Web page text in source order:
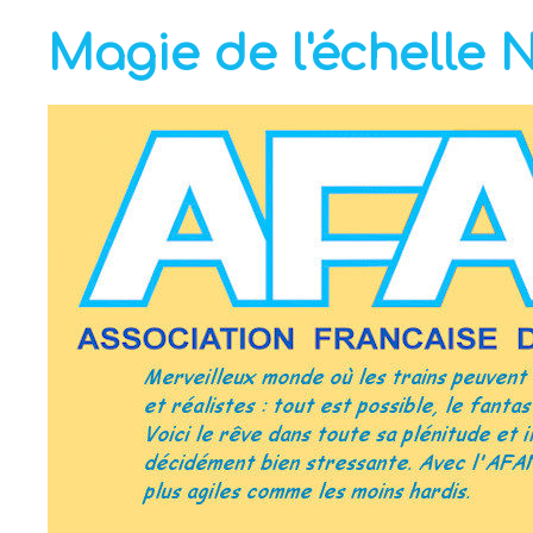
Magie de l'échelle